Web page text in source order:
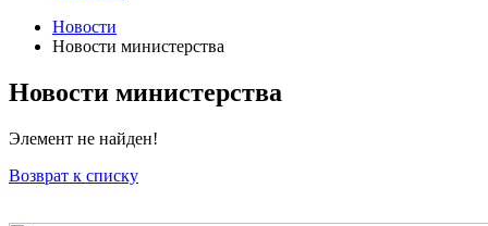
Новости
Новости министерства
Новости министерства
Элемент не найден!
Возврат к списку